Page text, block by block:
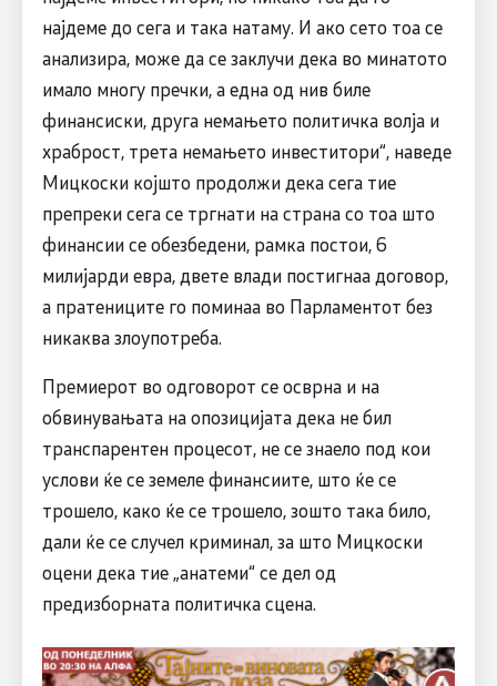
најдеме до сега и така натаму. И ако сето тоа се
анализира, може да се заклучи дека во минатото
имало многу пречки, а една од нив биле
финансиски, друга немањето политичка волја и
храброст, трета немањето инвеститори“, наведе
Мицкоски којшто продолжи дека сега тие
препреки сега се тргнати на страна со тоа што
финансии се обезбедени, рамка постои, 6
милијарди евра, двете влади постигнаа договор,
а пратениците го поминаа во Парламентот без
никаква злоупотреба.
Премиерот во одговорот се осврна и на
обвинувањата на опозицијата дека не бил
транспарентен процесот, не се знаело под кои
услови ќе се земеле финансиите, што ќе се
трошело, како ќе се трошело, зошто така било,
дали ќе се случел криминал, за што Мицкоски
оцени дека тие „анатеми“ се дел од
предизборната политичка сцена.